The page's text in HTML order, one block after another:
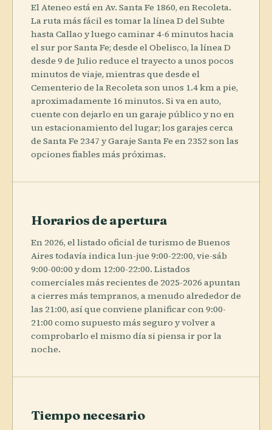
El Ateneo está en Av. Santa Fe 1860, en Recoleta.
La ruta más fácil es tomar la línea D del Subte
hasta Callao y luego caminar 4-6 minutos hacia
el sur por Santa Fe; desde el Obelisco, la línea D
desde 9 de Julio reduce el trayecto a unos pocos
minutos de viaje, mientras que desde el
Cementerio de la Recoleta son unos 1.4 km a pie,
aproximadamente 16 minutos. Si va en auto,
cuente con dejarlo en un garaje público y no en
un estacionamiento del lugar; los garajes cerca
de Santa Fe 2347 y Garaje Santa Fe en 2352 son las
opciones fiables más próximas.
Horarios de apertura
En 2026, el listado oficial de turismo de Buenos
Aires todavía indica lun-jue 9:00-22:00, vie-sáb
9:00-00:00 y dom 12:00-22:00. Listados
comerciales más recientes de 2025-2026 apuntan
a cierres más tempranos, a menudo alrededor de
las 21:00, así que conviene planificar con 9:00-
21:00 como supuesto más seguro y volver a
comprobarlo el mismo día si piensa ir por la
noche.
Tiempo necesario